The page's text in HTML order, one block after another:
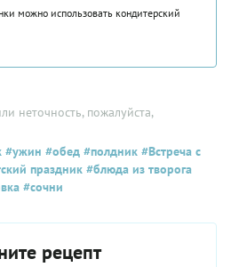
можно использовать кондитерский
неточность, пожалуйста,
#ужин #обед #полдник #Встреча с
праздник #блюда из творога
#сочни
рецепт